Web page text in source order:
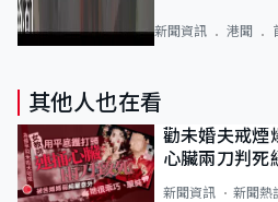
新聞資訊 港聞
其他人也在看
勸未婚夫戒
心臟兩刀判
新聞資訊 新聞熱